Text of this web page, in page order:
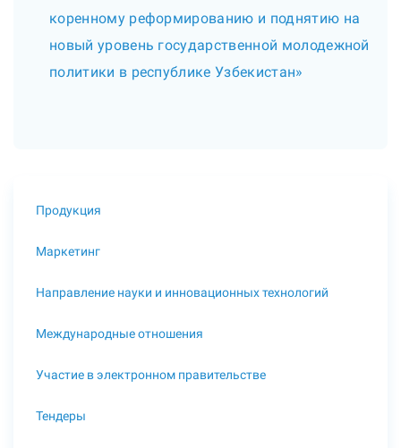
коренному реформированию и поднятию на
новый уровень государственной молодежной
политики в республике Узбекистан»
Продукция
Маркетинг
Направление науки и инновационных технологий
Международные отношения
Участие в электронном правительстве
Тендеры